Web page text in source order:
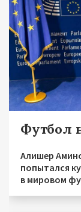
Футбол
Алишер
попытался
в мировом